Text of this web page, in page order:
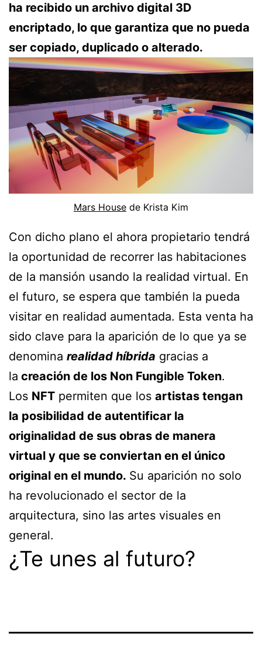
ha recibido un archivo digital 3D
encriptado, lo que garantiza que no pueda
ser copiado, duplicado o alterado.
Mars House de Krista Kim
Con dicho plano el ahora propietario tendrá
la oportunidad de recorrer las habitaciones
de la mansión usando la realidad virtual. En
el futuro, se espera que también la pueda
visitar en realidad aumentada. Esta venta ha
sido clave para la aparición de lo que ya se
denomina realidad híbrida gracias a
la creación de los Non Fungible Token.
Los NFT permiten que los artistas tengan
la posibilidad de autentificar la
originalidad de sus obras de manera
virtual y que se conviertan en el único
original en el mundo. Su aparición no solo
ha revolucionado el sector de la
arquitectura, sino las artes visuales en
general.
¿Te unes al futuro?